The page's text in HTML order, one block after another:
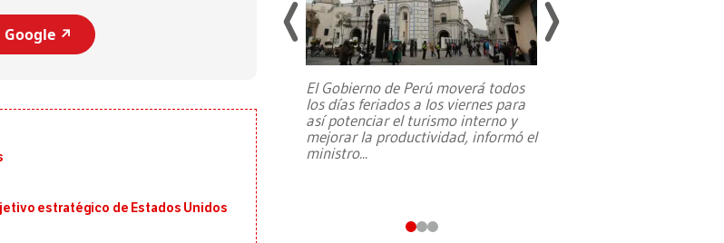
Google ↗️
estratégico de Estados Unidos
Entre recuerdos y escuetas
El Gobierno de Perú moverá todos
los días feriados a los viernes para
así potenciar el turismo interno y
mejorar la productividad, informó el
ministro...